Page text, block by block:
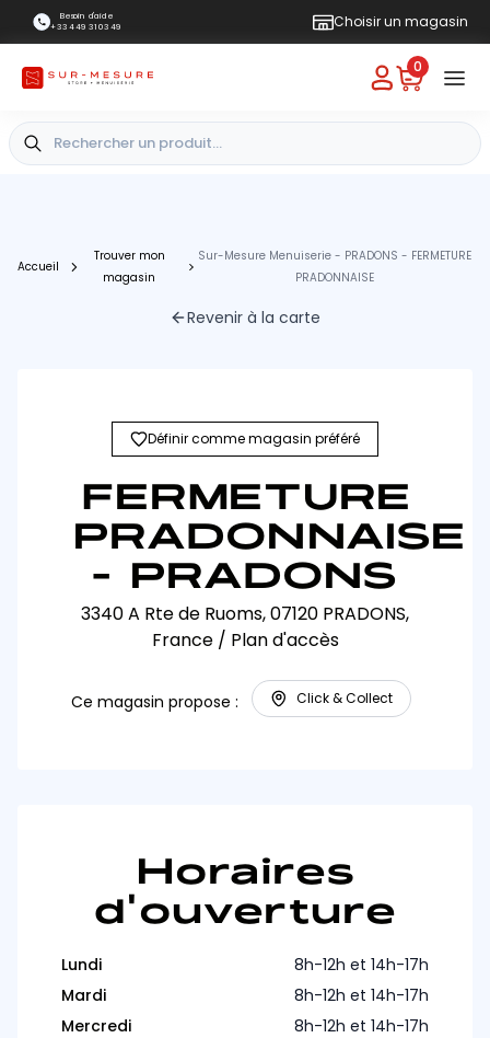
Besoin d'aide
+33 4 49 31 03 49
Choisir un magasin
0
Accueil
Trouver mon
magasin
Sur-Mesure Menuiserie - PRADONS - FERMETURE
PRADONNAISE
Revenir à la carte
Définir comme magasin préféré
FERMETURE
PRADONNAISE
- PRADONS
3340 A Rte de Ruoms, 07120 PRADONS,
France/ Plan d'accès
Ce magasin propose : Click & Collect
Horaires
d'ouverture
Lundi
8h-12h et 14h-17h
Mardi
8h-12h et 14h-17h
Mercredi
8h-12h et 14h-17h